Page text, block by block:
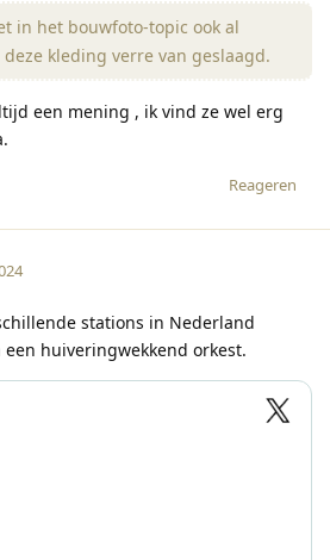
in het bouwfoto-topic ook al
kleding verre van geslaagd.
een mening , ik vind ze wel erg
Reageren
stations in Nederland
huiveringwekkend orkest.